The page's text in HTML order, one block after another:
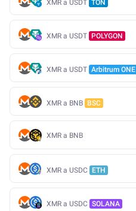
XMR a USDT TON
XMR a USDT POLYGON
XMR a USDT Arbitrum ONE
XMR a BNB BSC
XMR a BNB
XMR a USDC ETH
XMR a USDC SOLANA